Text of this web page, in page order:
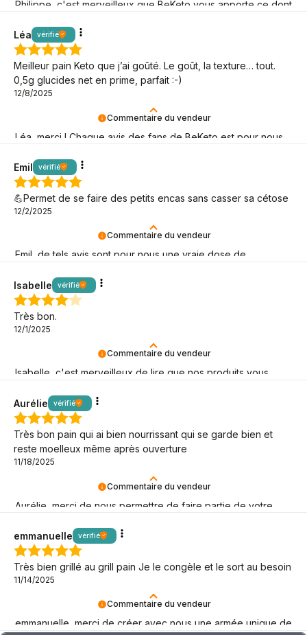
Philippe, c'est merveilleux que BeKeto vous apporte ce dont
Commentaire du vendeur
Léa, merci ! Chaque avis des fans de BeKeto est pour nous
Léa vérifié
Meilleur pain Keto que j’ai goûté. Le goût, la texture… tout.
0,5g glucides net en prime, parfait :-)
12/8/2025
Commentaire du vendeur
Emil, de tels avis sont pour nous une vraie dose de
Emil vérifié
💪Permet de se faire des petits encas sans casser sa cétose
12/2/2025
Commentaire du vendeur
Isabelle, c'est merveilleux de lire que nos produits vous
Isabelle vérifié
Très bon.
12/1/2025
Commentaire du vendeur
Aurélie, merci de nous permettre de faire partie de votre
!
Aurélie vérifié
Très bon pain qui ai bien nourrissant qui se garde bien et
reste moelleux même après ouverture
11/18/2025
Commentaire du vendeur
emmanuelle, merci de créer avec nous une armée unique de
emmanuelle vérifié
Très bien grillé au grill pain Je le congèle et le sort au besoin
11/14/2025